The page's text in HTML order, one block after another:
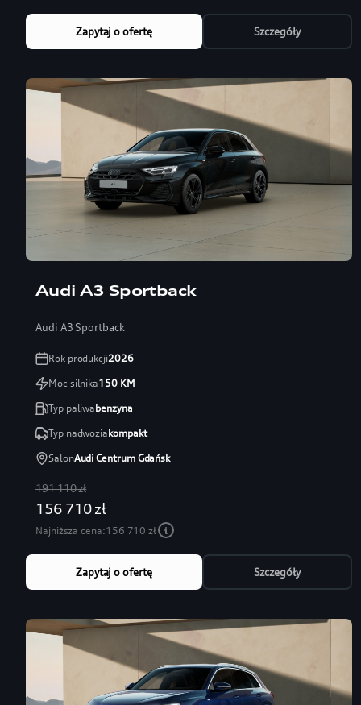
Zapytaj o ofertę Szczegóły
Audi A3 Sportback
Audi A3 Sportback
Rok produkcji2026
Moc silnika150KM
Typ paliwabenzyna
Typ nadwoziakompakt
SalonAudi Centrum Gdańsk
191 110 zł
156 710 zł
Najniższa cena:156 710 zł
Zapytaj o ofertę Szczegóły